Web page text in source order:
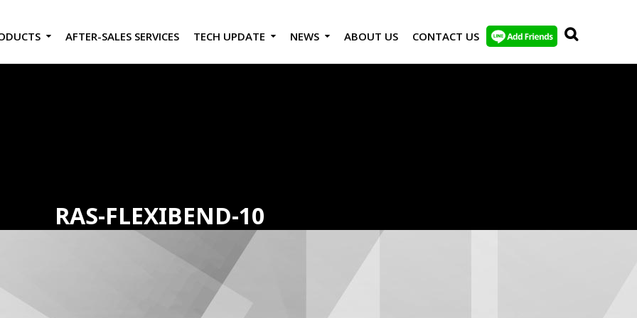
AFTER-SALES SERVICES TECH UPDATE NEWS ABOUT US CONTACT US
RAS-FLEXIBEND-10